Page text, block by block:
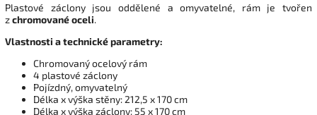
Plastové záclony jsou oddělené a omyvatelné, rám je tvořen
zchromované oceli.
Vlastnosti a technické parametry:
Chromovaný ocelový rám
4 plastové záclony
Pojízdný, omyvatelný
Délka x výška stěny: 212,5 x 170 cm
Délka x výška záclony: 55 x 170 cm